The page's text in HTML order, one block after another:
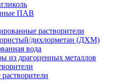
ПАВ
растворители
дихлорметан (ДХМ)
вода
из драгоценных металлов